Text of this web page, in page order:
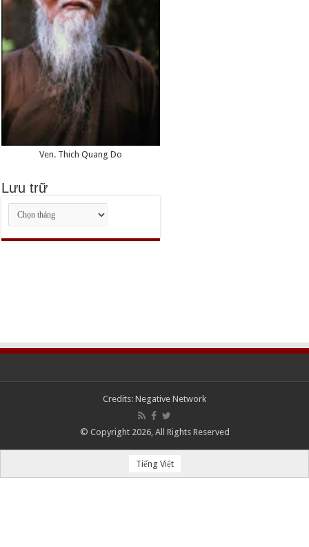
Ven. Thich Quang Do
Lưu trữ
Lưu
trữ
Credits: Negative Network
© Copyright 2026, All Rights Reserved
Tiếng Việt